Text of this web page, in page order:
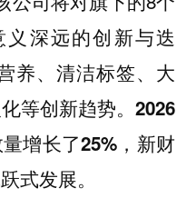
深远的创新与迭
养、清洁标签、大
等创新趋势。2026
增长了25% ，新财
式发展。